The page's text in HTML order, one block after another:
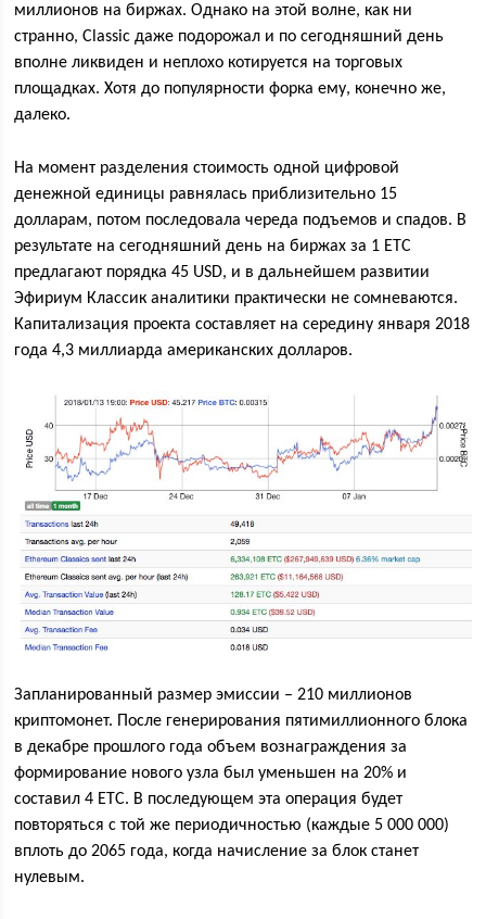
миллионов на биржах. Однако на этой волне, как ни
странно, Classic даже подорожал и по сегодняшний день
вполне ликвиден и неплохо котируется на торговых
площадках. Хотя до популярности форка ему, конечно же,
далеко.
На момент разделения стоимость одной цифровой
денежной единицы равнялась приблизительно 15
долларам, потом последовала череда подъемов и спадов. В
результате на сегодняшний день на биржах за 1 ЕТС
предлагают порядка 45 USD, и в дальнейшем развитии
Эфириум Классик аналитики практически не сомневаются.
Капитализация проекта составляет на середину января 2018
года 4,3 миллиарда американских долларов.
Запланированный размер эмиссии – 210 миллионов
криптомонет. После генерирования пятимиллионного блока
в декабре прошлого года объем вознаграждения за
формирование нового узла был уменьшен на 20% и
составил 4 ЕТС. В последующем эта операция будет
повторяться с той же периодичностью (каждые 5 000 000)
вплоть до 2065 года, когда начисление за блок станет
нулевым.